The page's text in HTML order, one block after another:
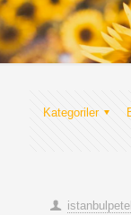
Kategoriler